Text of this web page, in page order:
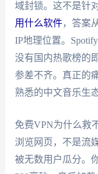
域封锁。这不是针
用什么软件，答案
IP地理位置。
没有国内热歌榜的
参差不齐。真正的
熟悉的中文音乐生态
免费VPN为什么救
浏览网页，不是流
被无数用户瓜分。